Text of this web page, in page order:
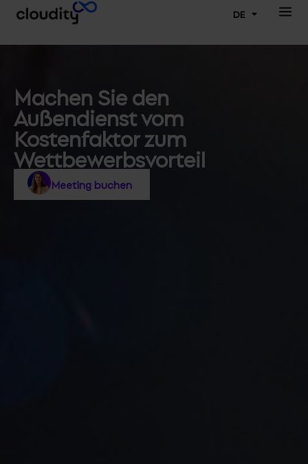
DE
Machen Sie den
Außendienst vom
Kostenfaktor zum
Wettbewerbsvorteil
Meeting buchen